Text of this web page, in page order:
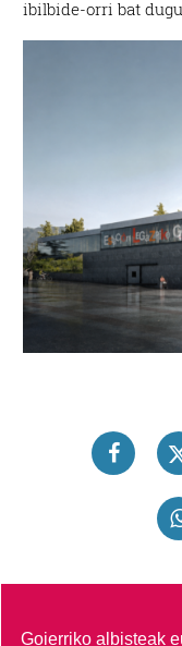
ibilbide-orri bat
Goierriko albisteak